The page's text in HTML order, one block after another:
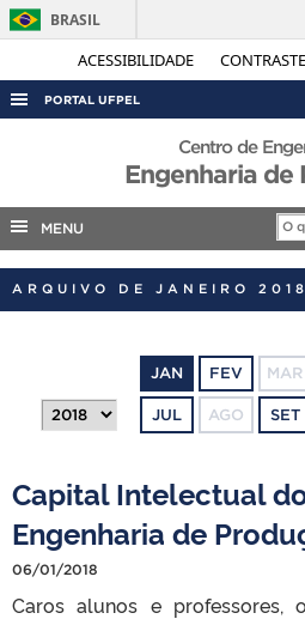
ACESSIBILIDADE CONTRASTE
BRASIL
PORTAL UFPEL
ACESSO À INFORMAÇÃO
COBALTO
Centro de
Engenharia de
MENU
ARQUIVO DE JANEIRO 2018
JAN FEV MAR
JUL AGO SET
Capital Intelectual
Engenharia de
06/01/2018
Caros alunos e professores,